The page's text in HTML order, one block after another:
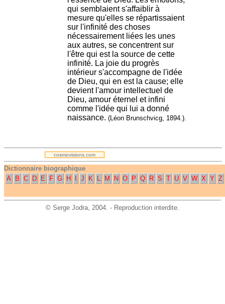
qui semblaient s'affaiblir à
mesure qu'elles se répartissaient
sur l'infinité des choses
nécessairement liées les unes
aux autres, se concentrent sur
l'être qui est la source de cette
infinité. La joie du progrès
intérieur s'accompagne de l'idée
de Dieu, qui en est la cause; elle
devient l'amour intellectuel de
Dieu, amour éternel et infini
comme l'idée qui lui a donné
naissance. (Léon Brunschvicg, 1894.).
.
cosmovisions.com
Dictionnaire biographique
A
B C D E F G H J K L M N O P Q R S T U V W X Y Z
© Serge Jodra, 2004. - Reproduction interdite.